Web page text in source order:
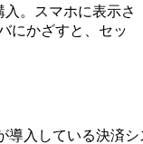
。スマホに表示さ
にかざすと、セッ
導入している決済